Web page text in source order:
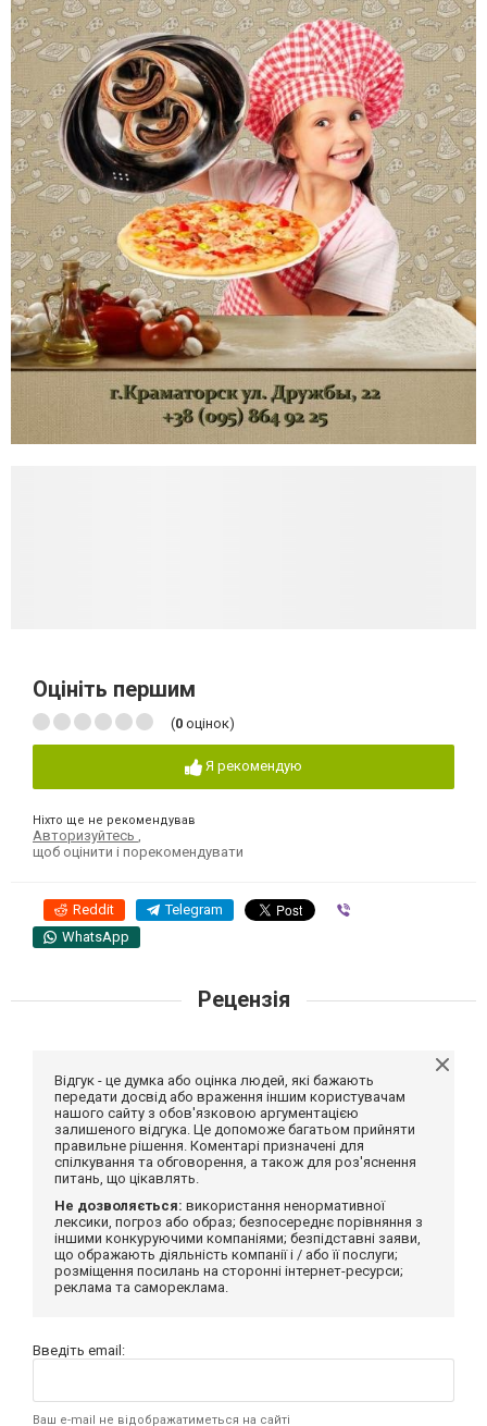
Оцініть першим
(0 оцінок)
Я рекомендую
Ніхто ще не рекомендував
Авторизуйтесь
щоб оцінити і порекомендувати
Reddit Telegram
WhatsApp
Рецензія
Відгук - це думка або оцінка людей, які бажають
передати досвід або враження іншим користувачам
нашого сайту з обов'язковою аргументацією
залишеного відгука. Це допоможе багатьом прийняти
правильне рішення. Коментарі призначені для
спілкування та обговорення, а також для роз'яснення
питань, що цікавлять.
Не дозволяється: використання ненормативної
лексики, погроз або образ; безпосереднє порівняння з
іншими конкуруючими компаніями; безпідставні заяви,
що ображають діяльність компанії і / або її послуги;
розміщення посилань на сторонні інтернет-ресурси;
реклама та самореклама.
Введіть email:
Ваш e-mail не відображатиметься на сайті